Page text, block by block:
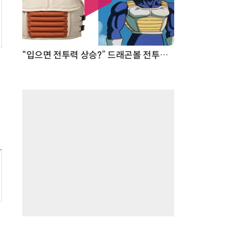
“입으면 전투력 상승?” 드래곤볼 전투복 닮은 중량조끼